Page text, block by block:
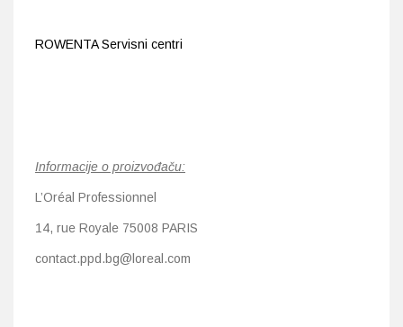
ROWENTA Servisni centri
Informacije o proizvođaču:
L’Oréal Professionnel
14, rue Royale 75008 PARIS
contact.ppd.bg@loreal.com